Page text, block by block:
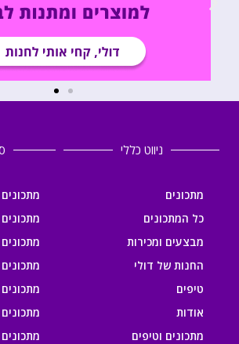
ניווט כללי
מתכונים
כל המתכונים
מבצעים ומכירות
החנות של דולי
טיפים
אודות
מתכונים וטיפים